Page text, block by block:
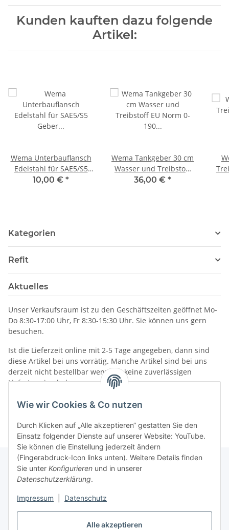
Alle akzeptieren
Wie wir Cookies & Co nutzen
Durch Klicken auf „Alle akzeptieren“ gestatten Sie den
Einsatz folgender Dienste auf unserer Website: YouTube.
Sie können die Einstellung jederzeit ändern
(Fingerabdruck-Icon links unten). Weitere Details finden
Sie unter Konfigurieren und in unserer
Datenschutzerklärung.
Impressum Datenschutz
Kunden kauften dazu folgende
Artikel:
Wema Unterbauflansch
Edelstahl für SAE5/S5
Geber 163303 /
10,00 € *
Wema Tankgeber 30 cm
Wasser und Treibstoff
EU Norm 0-190 Ohm
36,00 € *
Kategorien
Refit
Aktuelles
Unser Verkaufsraum ist zu den Geschäftszeiten geöffnet Mo-
Do 8:30-17:00 Uhr, Fr 8:30-15:30 Uhr. Sie können uns gern
besuchen.
Ist die Lieferzeit online mit 2-5 Tage angegeben, dann sind
diese Artikel bei uns vorrätig. Manche Artikel sind bei uns
derzeit nicht bestellbar wenn wir keine zuverlässigen
Liefertermine haben.
Informationen
Gesetzliche Informationen
Vertrag widerrufen